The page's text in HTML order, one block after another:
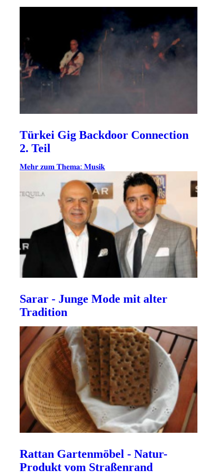
Türkei Gig Backdoor Connection
2. Teil
𝐌𝐞𝐡𝐫 𝐳𝐮𝐦 𝐓𝐡𝐞𝐦𝐚: 𝐌𝐮𝐬𝐢𝐤
Sarar - Junge Mode mit alter
Tradition
Rattan Gartenmöbel - Natur-
Produkt vom Straßenrand